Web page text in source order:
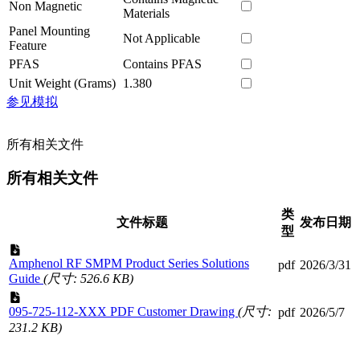
Non Magnetic
Materials
Panel Mounting
Feature
Not Applicable
PFAS
Contains PFAS
Unit Weight (Grams) 1.380
参见模拟
所有相关文件
所有相关文件
文件标题
类
型
发布日期
Amphenol RF SMPM Product Series Solutions
Guide (尺寸: 526.6 KB)
pdf 2026/3/31
095-725-112-XXX PDF Customer Drawing (尺寸:
231.2 KB)
pdf 2026/5/7